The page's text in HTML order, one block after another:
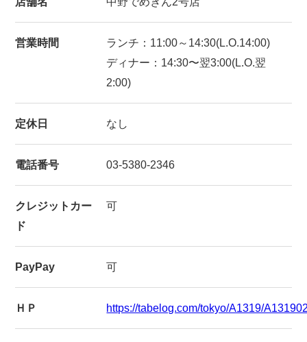
営業時間
ランチ：11:00～14:30(L.O.14:00)
ディナー：14:30〜翌3:00(L.O.翌
2:00)
定休日 なし
電話番号 03-5380-2346
クレジットカー
ド
可
PayPay 可
ＨＰ https://tabelog.com/tokyo/A1319/